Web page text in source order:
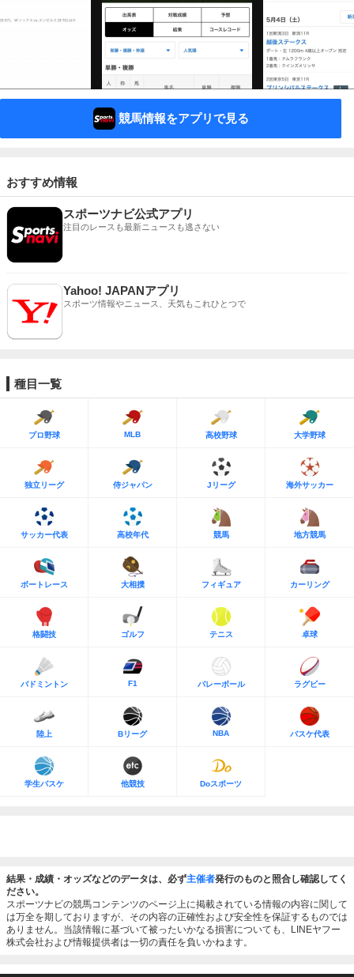
競馬情報をアプリで見る
おすすめ情報
スポーツナビ公式アプリ
注目のレースも最新ニュースも逃さない
Yahoo! JAPANアプリ
スポーツ情報やニュース、天気もこれひとつで
種目一覧
プロ野球 MLB 高校野球 大学野球
独立リーグ 侍ジャパン Jリーグ 海外サッカー
サッカー代表 高校年代 競馬 地方競馬
ボートレース 大相撲 フィギュア カーリング
格闘技 ゴルフ テニス 卓球
バドミントン F1 バレーボール ラグビー
陸上 Bリーグ NBA バスケ代表
学生バスケ 他競技 Doスポーツ
結果・成績・オッズなどのデータは、必ず主催者発行のものと照合し確認してく
ださい。
スポーツナビの競馬コンテンツのページ上に掲載されている情報の内容に関して
は万全を期しておりますが、その内容の正確性および安全性を保証するものでは
ありません。当該情報に基づいて被ったいかなる損害についても、LINEヤフー
株式会社および情報提供者は一切の責任を負いかねます。